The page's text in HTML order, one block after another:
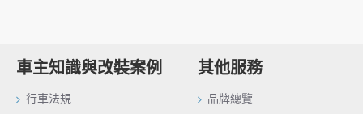
車主知識與改裝案例
行車法規
其他服務
品牌總覽